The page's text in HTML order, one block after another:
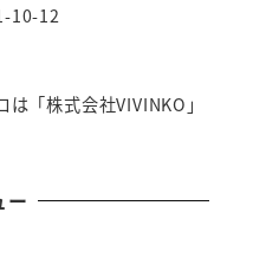
10-12
「株式会社VIVINKO」
ー